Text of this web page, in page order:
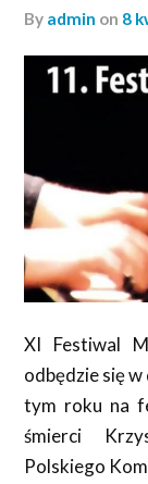
by admin on 8
XI Festiwal
odbędzie się
tym roku na
śmierci
Polskiego